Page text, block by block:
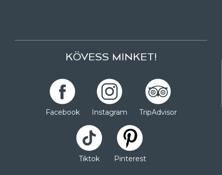
KÖVESS MINKET!
Facebook Instagram TripAdvisor
Tiktok Pinterest